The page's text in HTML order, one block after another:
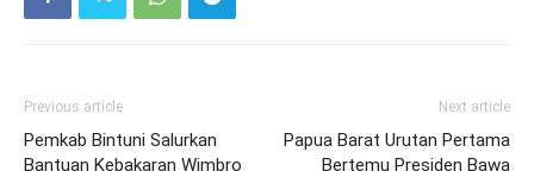
Previous article
Pemkab Bintuni Salurkan
Bantuan Kebakaran Wimbro
Next article
Papua Barat Urutan Pertama
Bertemu Presiden Bawa